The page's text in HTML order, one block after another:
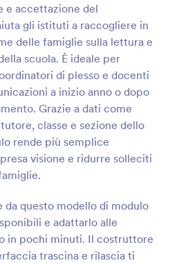
e accettazione del
gli istituti a raccogliere in
delle famiglie sulla lettura e
scuola. È ideale per
di plesso e docenti
a inizio anno o dopo
Grazie a dati come
classe e sezione dello
rende più semplice
visione e ridurre solleciti
questo modello di modulo
e adattarlo alle
in pochi minuti. Il costruttore
trascina e rilascia ti